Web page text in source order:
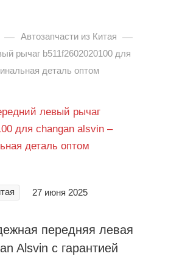
— Автозапчасти из Китая —
рычаг b511f2602020100 для
деталь оптом
27 июня 2025
передняя левая
Alsvin с гарантией